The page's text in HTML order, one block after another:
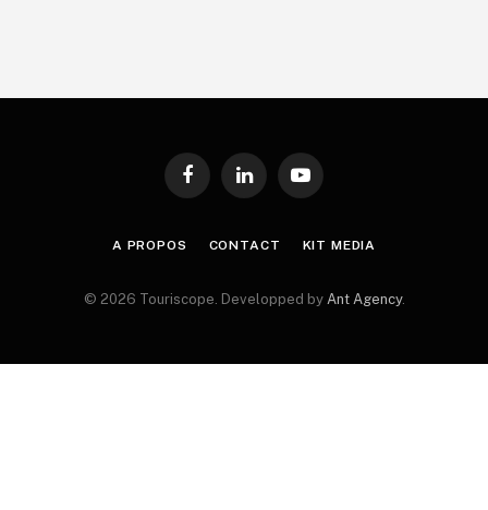
FacebookLinkedInYouTube
A PROPOS CONTACT KIT MEDIA
© 2026 Touriscope. Developped by Ant Agency.